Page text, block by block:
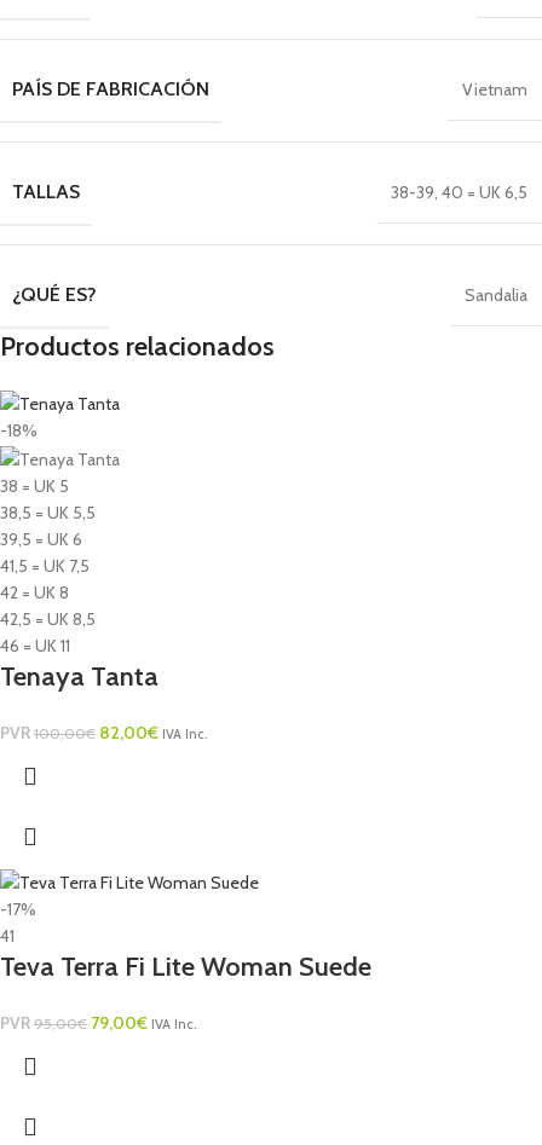
PAÍS DE FABRICACIÓN Vietnam
TALLAS 38-39, 40 = UK 6,5
¿QUÉ ES? Sandalia
Productos relacionados
-18%
38 = UK 5
38,5 = UK 5,5
39,5 = UK 6
41,5 = UK 7,5
42 = UK 8
42,5 = UK 8,5
46 = UK 11
Tenaya Tanta
PVR 100,00€ 82,00€ IVA Inc.
-17%
41
Teva Terra Fi Lite Woman Suede
PVR 95,00€ 79,00€ IVA Inc.